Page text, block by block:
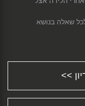
שאלה בנושא
מדוע ומה
>>